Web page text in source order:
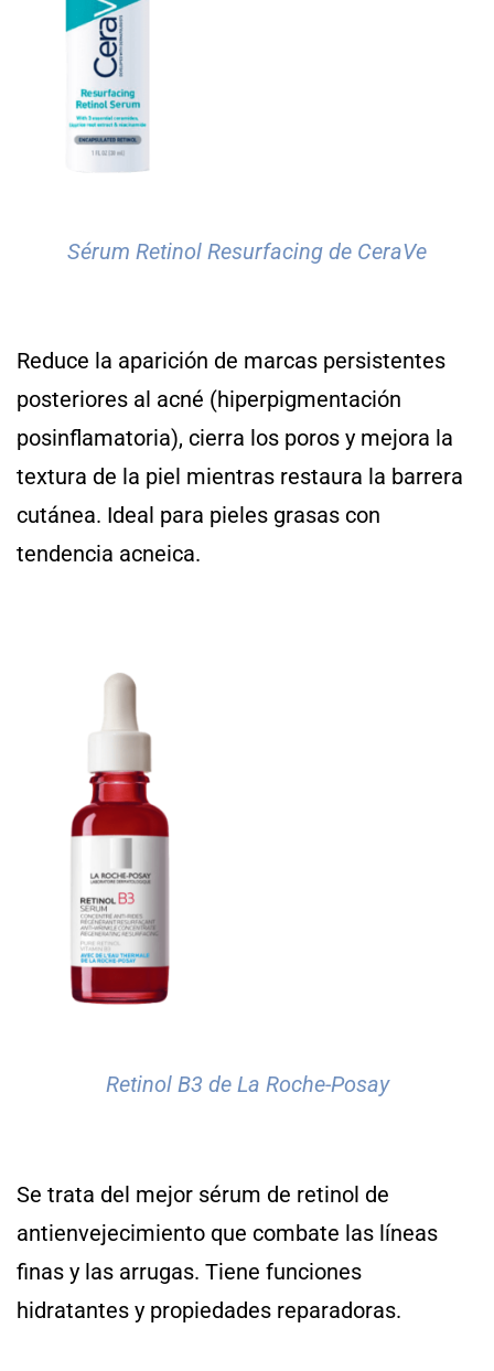
Sérum Retinol Resurfacing de CeraVe
Reduce la aparición de marcas persistentes
posteriores al acné (hiperpigmentación
posinflamatoria), cierra los poros y mejora la
textura de la piel mientras restaura la barrera
cutánea. Ideal para pieles grasas con
tendencia acneica.
Retinol B3 de La Roche-Posay
Se trata del mejor sérum de retinol de
antienvejecimiento que combate las líneas
finas y las arrugas. Tiene funciones
hidratantes y propiedades reparadoras.